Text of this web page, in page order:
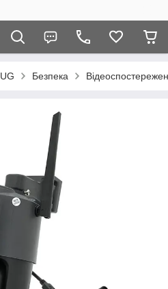
UG Безпека